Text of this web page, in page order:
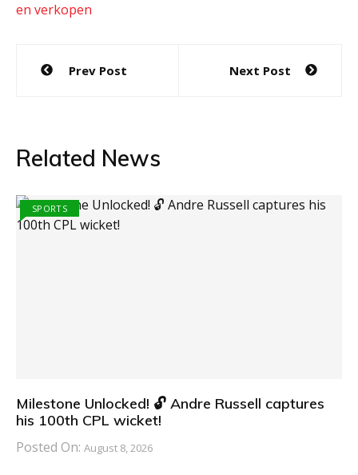
en verkopen
Post
navigation
Prev Post Next Post
Related News
SPORTS
Milestone Unlocked! 🔓 Andre Russell captures
his 100th CPL wicket!
Posted On: August 8, 2026